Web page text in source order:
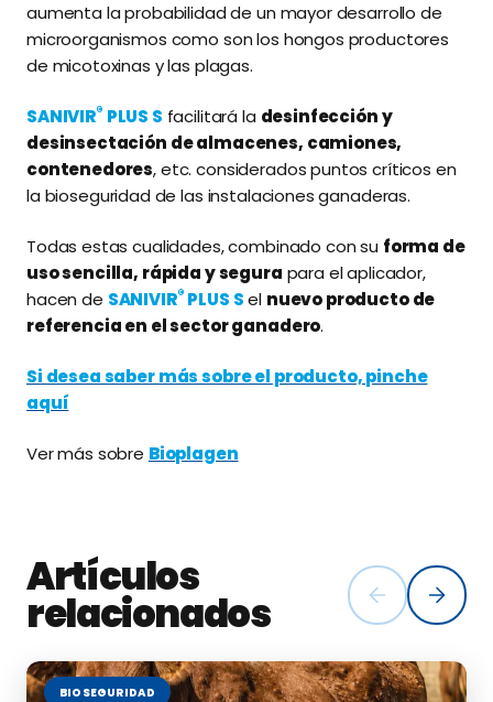
aumenta la probabilidad de un mayor desarrollo de
microorganismos como son los hongos productores
de micotoxinas y las plagas.
SANIVIR® PLUS S facilitará la desinfección y
desinsectación de almacenes, camiones,
contenedores, etc. considerados puntos críticos en
la bioseguridad de las instalaciones ganaderas.
Todas estas cualidades, combinado con su forma de
uso sencilla, rápida y segura para el aplicador,
hacen de SANIVIR® PLUS S el nuevo producto de
referencia en el sector ganadero.
Si desea saber más sobre el producto, pinche
aquí
Ver más sobre Bioplagen
Artículos
relacionados
BIOSEGURIDAD